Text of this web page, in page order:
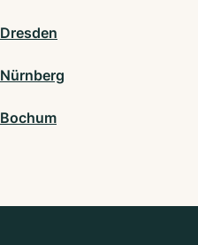
Dresden
Nürnberg
Bochum